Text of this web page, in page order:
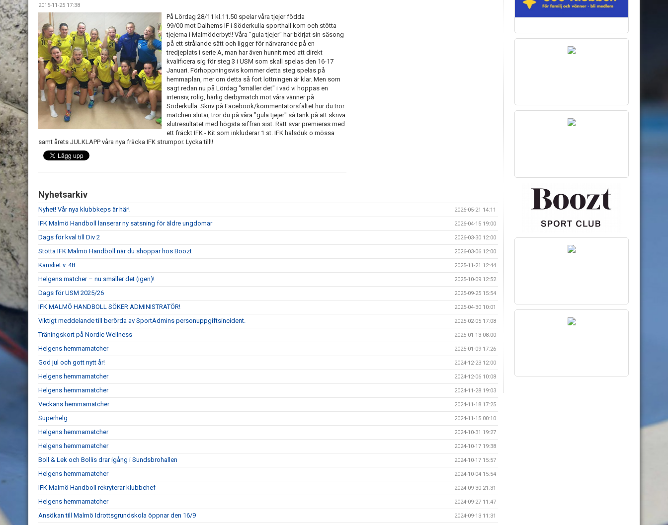
2015-11-25 17:38
På Lördag 28/11 kl.11.50 spelar våra tjejer födda
99/00 mot Dalhems IF i Söderkulla sporthall kom och stötta
tjejerna i Malmöderbyt!! Våra "gula tjejer" har börjat sin säsong
på ett strålande sätt och ligger för närvarande på en
tredjeplats i serie A, man har även hunnit med att direkt
kvalificera sig för steg 3 i USM som skall spelas den 16-17
Januari. Förhoppningsvis kommer detta steg spelas på
hemmaplan, mer om detta så fort lottningen är klar. Men som
sagt redan nu på Lördag "smäller det" i vad vi hoppas en
intensiv, rolig, härlig derbymatch mot våra vänner på
Söderkulla. Skriv på Facebook/kommentatorsfältet hur du tror
matchen slutar, tror du på våra "gula tjejer" så tänk på att skriva
slutresultatet med högsta siffran sist. Rätt svar premieras med
ett fräckt IFK - Kit som inkluderar 1 st. IFK halsduk o mössa
samt årets JULKLAPP våra nya fräcka IFK strumpor. Lycka till!!
Nyhetsarkiv
Nyhet! Vår nya klubbkeps är här! 2026-05-21 14:11
IFK Malmö Handboll lanserar ny satsning för äldre ungdomar 2026-04-15 19:00
Dags för kval till Div 2 2026-03-30 12:00
Stötta IFK Malmö Handboll när du shoppar hos Boozt 2026-03-06 12:00
Kansliet v. 48 2025-11-21 12:44
Helgens matcher – nu smäller det (igen)! 2025-10-09 12:52
Dags för USM 2025/26 2025-09-25 15:54
IFK MALMÖ HANDBOLL SÖKER ADMINISTRATÖR! 2025-04-30 10:01
Viktigt meddelande till berörda av SportAdmins personuppgiftsincident. 2025-02-05 17:08
Träningskort på Nordic Wellness 2025-01-13 08:00
Helgens hemmamatcher 2025-01-09 17:26
God jul och gott nytt år! 2024-12-23 12:00
Helgens hemmamatcher 2024-12-06 10:08
Helgens hemmamatcher 2024-11-28 19:03
Veckans hemmamatcher 2024-11-18 17:25
Superhelg 2024-11-15 00:10
Helgens hemmamatcher 2024-10-31 19:27
Helgens hemmamatcher 2024-10-17 19:38
Boll & Lek och Bollis drar igång i Sundsbrohallen 2024-10-17 15:57
Helgens hemmamatcher 2024-10-04 15:54
IFK Malmö Handboll rekryterar klubbchef 2024-09-30 21:31
Helgens hemmamatcher 2024-09-27 11:47
Ansökan till Malmö Idrottsgrundskola öppnar den 16/9 2024-09-13 11:31